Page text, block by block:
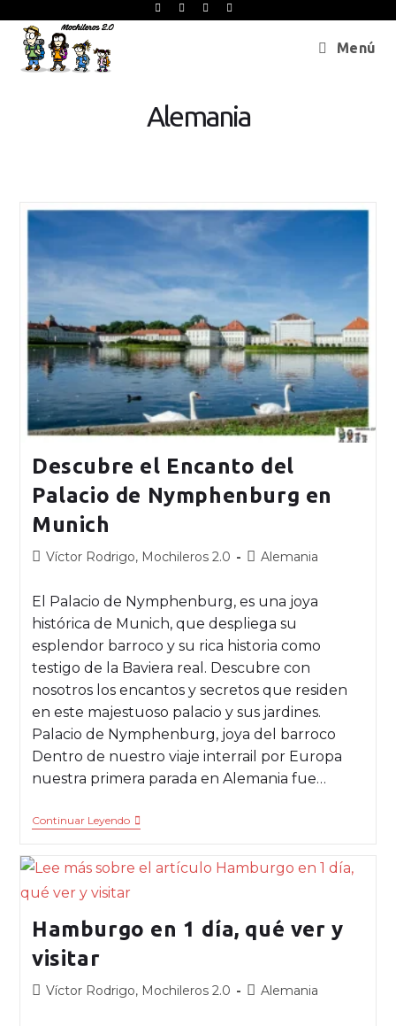
Menú
Alemania
Descubre el Encanto del
Palacio de Nymphenburg en
Munich
Víctor Rodrigo, Mochileros 2.0 Alemania
El Palacio de Nymphenburg, es una joya
histórica de Munich, que despliega su
esplendor barroco y su rica historia como
testigo de la Baviera real. Descubre con
nosotros los encantos y secretos que residen
en este majestuoso palacio y sus jardines.
Palacio de Nymphenburg, joya del barroco
Dentro de nuestro viaje interrail por Europa
nuestra primera parada en Alemania fue…
Continuar Leyendo
Hamburgo en 1 día, qué ver y
visitar
Víctor Rodrigo, Mochileros 2.0 Alemania